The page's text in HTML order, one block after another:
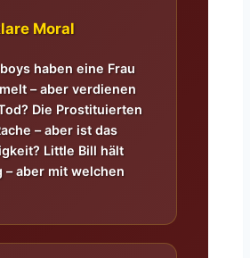
Moral
haben eine Frau
– aber verdienen
Die Prostituierten
– aber ist das
Little Bill hält
– aber mit welchen